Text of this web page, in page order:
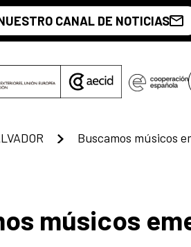
CANAL DE NOTICIAS
músicos